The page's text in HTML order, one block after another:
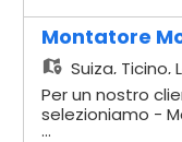
Impianti
lavorare in
immediata
temporaneo con
Stipendio
Verrà dato
alla descrizione
Montatore
Suiza, Ticino,
Per un nostro
selezioniamo -
richiesti -
...